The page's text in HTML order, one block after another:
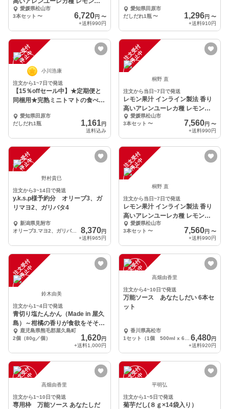
ュース 1L大容量
愛媛県松山市
3本セット 〜 6,720円 〜
+送料990円
愛知県田原市
だしだれ1瓶 〜 1,296円 〜
+送料910円
注
文
受
付
停
止
中
小川浩康
注文から1~7日で発送
【15％offセール中】★定期便と
同梱用★完熟ミニトマトの食べる
愛知県田原市
だしだれ1瓶
1,161円
送料込み
注
文
受
付
停
止
中
桐野 直
注文から当日~7日で発送
レモン果汁 インライン製法 香り
高いアレンユーレカ種 レモンジ
ュース 1L大容量
愛媛県松山市
3本セット 〜 7,560円 〜
+送料990円
注
文
受
付
停
止
中
野村貴巳
注文から3~14日で発送
y.k.s.p様予約分 オリーブ3、ガ
リマヨ2、ガリバタ4
新潟県見附市
オリーブ3.マヨ2、ガリバタ4
8,370円
+送料965円
注
文
受
付
停
止
中
桐野 直
注文から当日~7日で発送
レモン果汁 インライン製法 香り
高いアレンユーレカ種 レモンジ
ュース 1L大容量
愛媛県松山市
3本セット 〜 7,560円 〜
+送料990円
注
文
受
付
停
止
中
鈴木由美
注文から1~4日で発送
青切り塩たんかん（Made in 屋久
島）～柑橘の香りが食欲をそそる
調味料～
鹿児島県熊毛郡屋久島町
2個（80g／個）
1,620円
+送料1,000円
注
文
受
付
停
止
中 高畑由香里
注文から4~10日で発送
万能ソース あなたしだい 6本セ
ット
香川県高松市
6,480円
+送料920円
注
文
受
付
停
止
中 高畑由香里
注文から1~10日で発送
専用枠 万能ソース あなたしだ
注
文
受
付
停
止
中 平明弘
注文から1~5日で発送
菊芋だし(８ｇ×14袋入り）